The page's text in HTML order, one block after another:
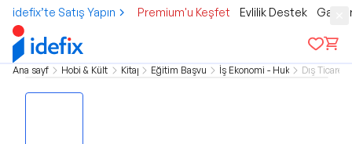
idefix’te Satış Yapın Premium'u Keşfet Evlilik Destek
Ana sayfa Hobi & Kültür Kitap Eğitim Başvuru İş Ekonomi - Hukuk Dış Ticaret